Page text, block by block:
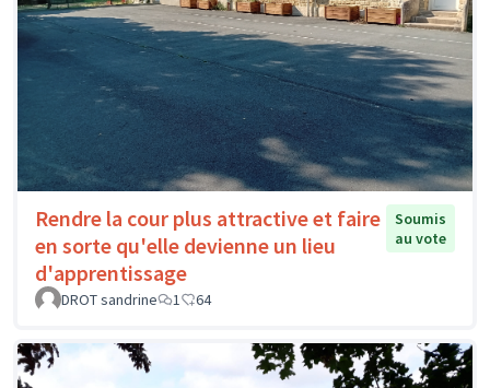
Rendre la cour plus attractive et faire
en sorte qu'elle devienne un lieu
d'apprentissage
Soumis
au vote
DROT sandrine 1 64